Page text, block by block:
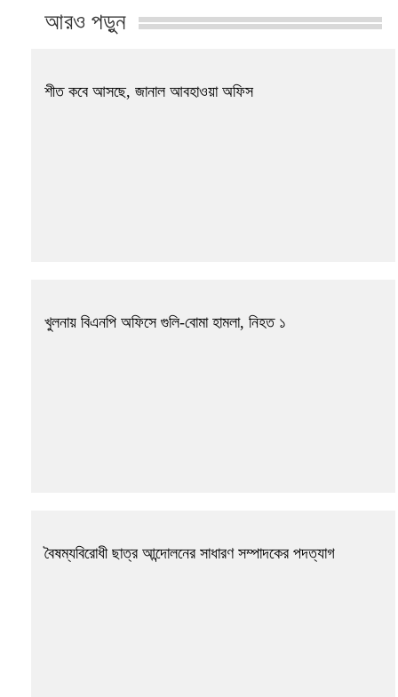
আরও পড়ুন
শীত কবে আসছে, জানাল আবহাওয়া অফিস
খুলনায় বিএনপি অফিসে গুলি-বোমা হামলা, নিহত ১
বৈষম্যবিরোধী ছাত্র আন্দোলনের সাধারণ সম্পাদকের পদত্যাগ